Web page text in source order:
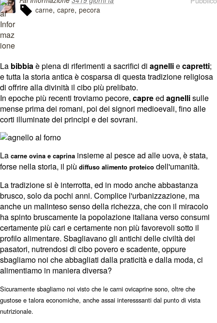
carne capre pecora
La bibbiaè piena di riferimenti a sacrifici di agnelliecapretti;
e tutta la storia antica è cosparsa di questa tradizione religiosa
di offrire alla divinità il cibo più prelibato.
In epoche più recenti troviamo pecore, capreed agnellisulle
mense prima dei romani, poi dei signori medioevali, fino alle
corti illuminate dei principi e dei sovrani.
La carne ovina e caprina insieme al pesce ad alle uova, è stata,
forse nella storia, il più diffuso alimento proteico dell'umanità.
La tradizione si è interrotta, ed in modo anche abbastanza
brusco, solo da pochi anni. Complice l'urbanizzazione, ma
anche un malinteso senso della richezza, che con il miracolo
ha spinto bruscamente la popolazione italiana verso consumi
certamente più cari e certamente non più favorevoli sotto il
profilo alimentare. Sbagliavano gli antichi delle civiltà dei
pasatori, nutrendosi di cibo povero e scadente, oppure
sbagliamo noi che abbagliati dalla praticità e dalla moda, ci
alimentiamo in maniera diversa?
Sicuramente sbagliamo noi visto che le carni ovicaprine sono, oltre che
gustose e talora economiche, anche assai interesssanti dal punto di vista
nutrizionale.